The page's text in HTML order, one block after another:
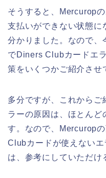
そうすると、Mercurop
支払いができない状態に
分かりました。なので
でDiners Clubカードエ
策をいくつかご紹介させ
多分ですが、これから
ラーの原因は、ほとんど
す。なので、Mercurop
Clubカードが使えない
は、参考にしていただけ